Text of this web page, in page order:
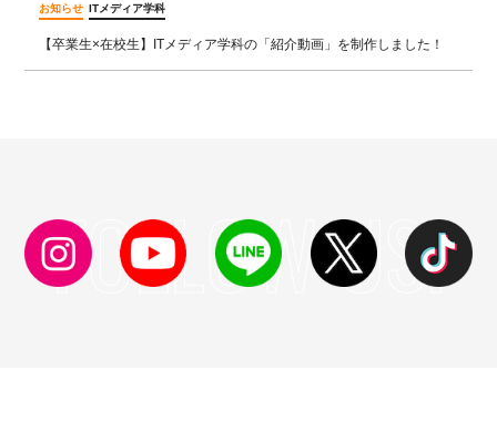
お知らせ ITメディア学科
【卒業生×在校生】ITメディア学科の「紹介動画」を制作しました！
FOLLOW US!